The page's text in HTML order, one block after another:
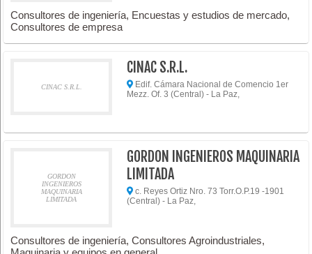
Consultores de ingeniería, Encuestas y estudios de mercado,
Consultores de empresa
CINAC S.R.L.
CINAC S.R.L.
Edif. Cámara Nacional de Comencio 1er
Mezz. Of. 3 (Central) - La Paz,
GORDON
INGENIEROS
MAQUINARIA
LIMITADA
GORDON INGENIEROS MAQUINARIA
LIMITADA
c. Reyes Ortiz Nro. 73 Torr.O.P.19 -1901
(Central) - La Paz,
Consultores de ingeniería, Consultores Agroindustriales,